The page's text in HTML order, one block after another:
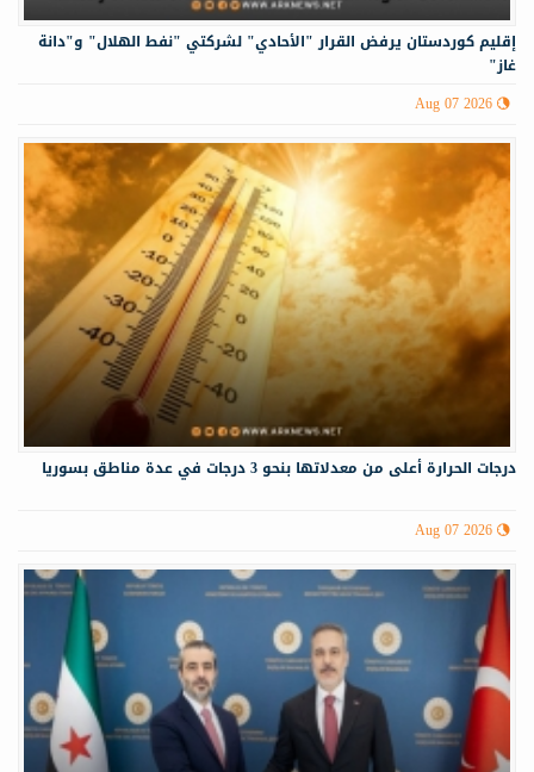
إقليم كوردستان يرفض القرار "الأحادي" لشركتي "نفط الهلال" و"دانة
غاز"
Aug 07 2026
درجات الحرارة أعلى من معدلاتها بنحو 3 درجات في عدة مناطق بسوريا
Aug 07 2026